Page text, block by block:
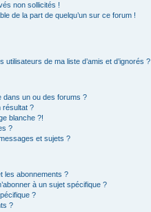
non sollicités !
de la part de quelqu’un sur ce forum !
de ma liste d’amis et d’ignorés ?
dans un ou des forums ?
résultat ?
blanche ?!
?
et sujets ?
les abonnements ?
à un sujet spécifique ?
?
?